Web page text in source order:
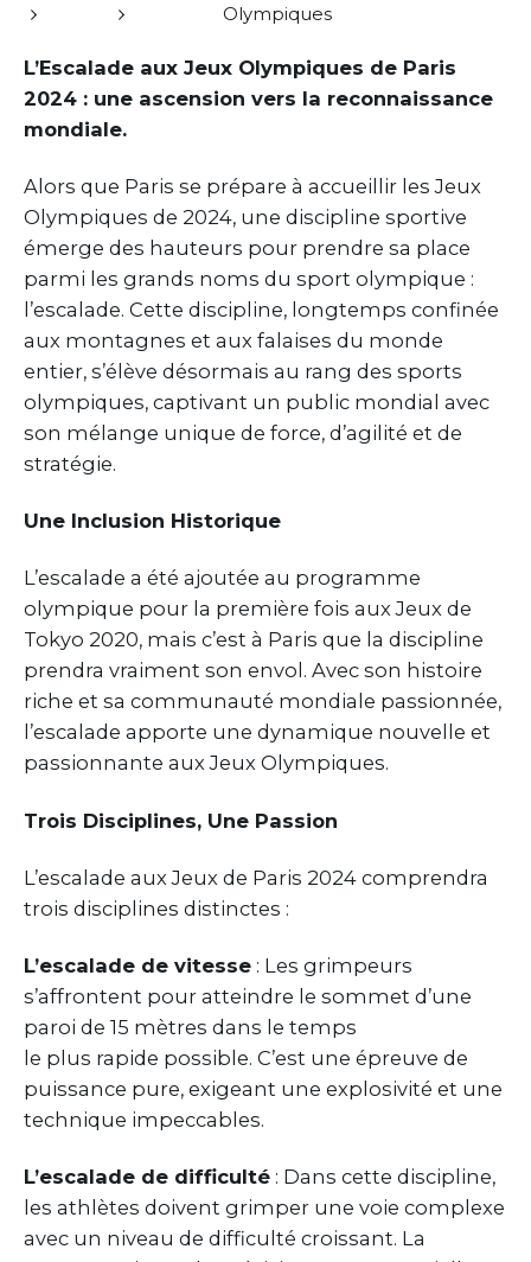
Olympiques
L’Escalade aux Jeux Olympiques de Paris
2024 : une ascension vers la reconnaissance
mondiale.
Alors que Paris se prépare à accueillir les Jeux
Olympiques de 2024, une discipline sportive
émerge des hauteurs pour prendre sa place
parmi les grands noms du sport olympique :
l’escalade. Cette discipline, longtemps confinée
aux montagnes et aux falaises du monde
entier, s’élève désormais au rang des sports
olympiques, captivant un public mondial avec
son mélange unique de force, d’agilité et de
stratégie.
Une Inclusion Historique
L’escalade a été ajoutée au programme
olympique pour la première fois aux Jeux de
Tokyo 2020, mais c’est à Paris que la discipline
prendra vraiment son envol. Avec son histoire
riche et sa communauté mondiale passionnée,
l’escalade apporte une dynamique nouvelle et
passionnante aux Jeux Olympiques.
Trois Disciplines, Une Passion
L’escalade aux Jeux de Paris 2024 comprendra
trois disciplines distinctes :
L’escalade de vitesse : Les grimpeurs
s’affrontent pour atteindre le sommet d’une
paroi de 15 mètres dans le temps
le plus rapide possible. C’est une épreuve de
puissance pure, exigeant une explosivité et une
technique impeccables.
L’escalade de difficulté : Dans cette discipline,
les athlètes doivent grimper une voie complexe
avec un niveau de difficulté croissant. La